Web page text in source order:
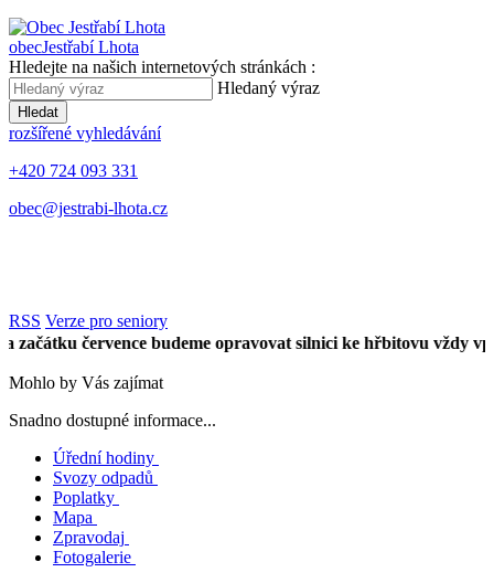
obecJestřabí Lhota
Hledejte na našich internetových stránkách :
Hledaný výraz
Hledat
rozšířené vyhledávání
+420 724 093 331
obec@jestrabi-lhota.cz
RSS Verze pro seniory
července budeme opravovat silnici ke hřbitovu vždy vpůli
Mohlo by Vás zajímat
Snadno dostupné informace...
Úřední hodiny
Svozy odpadů
Poplatky
Mapa
Zpravodaj
Fotogalerie